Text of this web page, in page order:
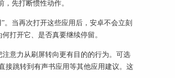
先打断惯性动作。
。当再次打开这些应用后，安卓不会立刻
打开它、是否真要继续停留。
意力从刷屏转向更有目的的行为。可选
接跳转到有声书应用等其他应用建议。这